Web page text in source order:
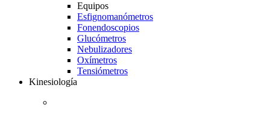
Equipos
Esfignomanómetros
Fonendoscopios
Glucómetros
Nebulizadores
Oxímetros
Tensiómetros
Kinesiología